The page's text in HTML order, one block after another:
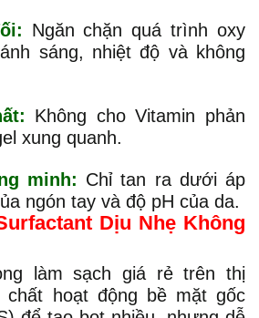
Ngăn chặn quá trình oxy
sáng, nhiệt độ và không
Không cho Vitamin phản
xung quanh.
minh: Chỉ tan ra dưới áp
ngón tay và độ pH của da.
Dịu Nhẹ Không
làm sạch giá rẻ trên thị
hoạt động bề mặt gốc